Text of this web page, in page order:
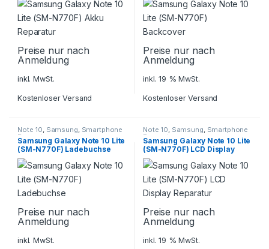
Preise nur nach
Anmeldung
inkl. MwSt.
Kostenloser Versand
Preise nur nach
Anmeldung
inkl. 19 % MwSt.
Kostenloser Versand
Note 10, Samsung, Smartphone
Reparatur
Samsung Galaxy Note 10 Lite
(SM-N770F) Ladebuchse
Preise nur nach
Anmeldung
inkl. MwSt.
Note 10, Samsung, Smartphone
Reparatur
Samsung Galaxy Note 10 Lite
(SM-N770F) LCD Display
Reparatur
Preise nur nach
Anmeldung
inkl. 19 % MwSt.